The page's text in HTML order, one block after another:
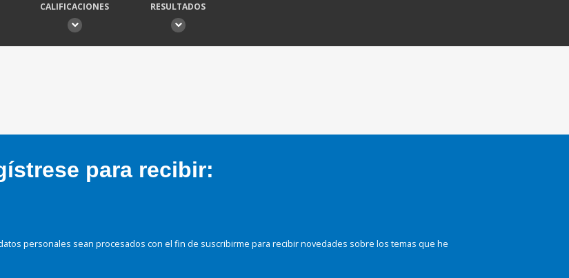
CALIFICACIONES RESULTADOS
para recibir:
personales sean procesados con el fin de suscribirme para recibir novedades sobre los temas que he